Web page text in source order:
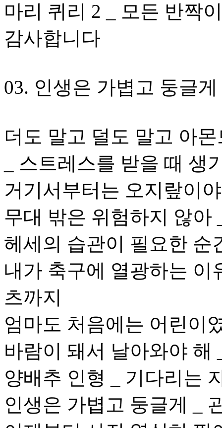
마리 퀴리 2 _ 모든 반짝
감사합니다
03. 인생은 가볍고 둥글게
더도 말고 덜도 말고 아
_ 스트레스를 받을 때 생
거기서부터는 오지랖이
무대 밖은 위험하지 않아
헤세의 습관이 필요한 순
내가 축구에 열광하는 이
츠까지
엄마도 처음에는 어린이
바람이 돼서 날아와야 해
양배추 인형 _ 기다리는
인생은 가볍고 둥글게 _